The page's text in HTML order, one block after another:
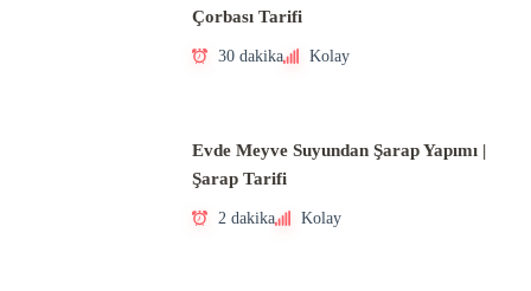
Çorbası Tarifi
30 dakika Kolay
Evde Meyve Suyundan Şarap Yapımı |
Şarap Tarifi
2 dakika Kolay